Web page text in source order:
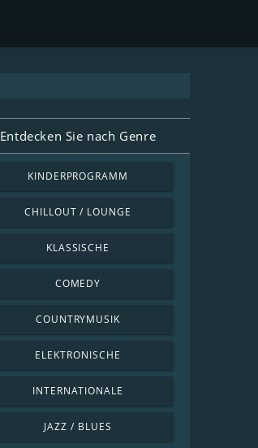
Entdecken Sie nach Genre
KINDERPROGRAMM
CHILLOUT / LOUNGE
KLASSISCHE
COMEDY
COUNTRYMUSIK
ELEKTRONISCHE
INTERNATIONALE
JAZZ / BLUES